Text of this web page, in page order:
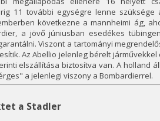
11 további egységre lenne szüksége
következne a mannheimi ág,
a jövő júniusban esedékes
Viszont a tartományi
Az Abellio jelenleg bérelt
elszállítása biztosítva van. A holland
a jelenlegi viszony a Bombardierrel.
a Stadler